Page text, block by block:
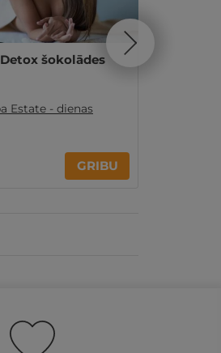
šokolādes
Estate - dienas
GRIBU